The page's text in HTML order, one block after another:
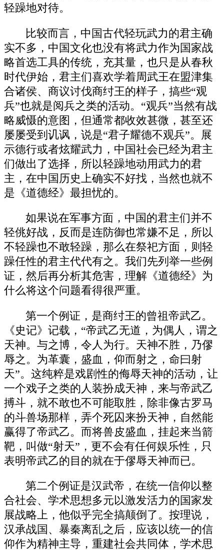
轻躁地对待。
比较而言，中国古代轻玩武力的君主确
实不多，中国文化也没有将武力作为国家战
略首选工具的传统，充其量，也只是从春秋
时代伊始，君主们喜欢学着周武王在盟津集
合诸侯、商议讨伐商纣王的样子，搞些“观
兵”也就是阅兵之类的活动。“观兵”当然有战
略威慑的意图，但通常都收效甚微，甚至还
屡屡受到讥讽，说是“君子耀德不观兵”。展
示德行或者炫耀武力，中国社会已经为君主
们做出了选择，所以轻躁地动用武力的君
主，在中国历史上确实不好找，当然也就不
是《道德经》最担忧的。
如果说在军事方面，中国的君主们并不
轻佻好战，反而是连防御也常嫌不足，所以
不轻躁也不敢轻躁，那么在祭祀方面，则轻
躁任性的君主代代有之。我们先列举一些例
证，然后再分析其危害，理解《道德经》为
什么将这个问题看得很严重。
第一个例证，是商纣王的曾祖帝武乙。
《史记》记载，“帝武乙无道，为偶人，谓之
天神。与之博，令人为行。天神不胜，乃僇
辱之。为革囊，盛血，仰而射之，命曰射
天”。这纯粹是戏剧性的侮辱天神的活动，让
一个戏子之类的人装扮成天神，来与帝武乙
搏斗，就不敢也不可能取胜，除非像古罗马
的斗兽场那样，弄个死囚来扮天神，自然能
赢得了帝武乙。而将兽皮盛血，挂起来当箭
靶，叫做“射天”，更不会有任何娱乐性，只
表明帝武乙的目的就在于僇辱天神而已。
第二个例证是汉武帝，在统一信仰以整
合社会、学术思想多元以激发活力的国家发
展战略上，他似乎完全搞颠倒了。按理说，
汉承战国、暴秦离乱之后，应该以统一的信
仰作为精神主导，重建社会共同体，学术思